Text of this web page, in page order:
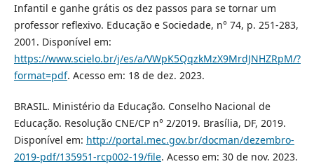
Infantil e ganhe grátis os dez passos para se tornar um
professor reflexivo. Educação e Sociedade, n° 74, p. 251-283,
2001. Disponível em:
https://www.scielo.br/j/es/a/VWpK5QqzkMzX9MrdJNHZRpM/?
format=pdf. Acesso em: 18 de dez. 2023.
BRASIL. Ministério da Educação. Conselho Nacional de
Educação. Resolução CNE/CP n° 2/2019. Brasília, DF, 2019.
Disponível em: http://portal.mec.gov.br/docman/dezembro-
2019-pdf/135951-rcp002-19/file. Acesso em: 30 de nov. 2023.